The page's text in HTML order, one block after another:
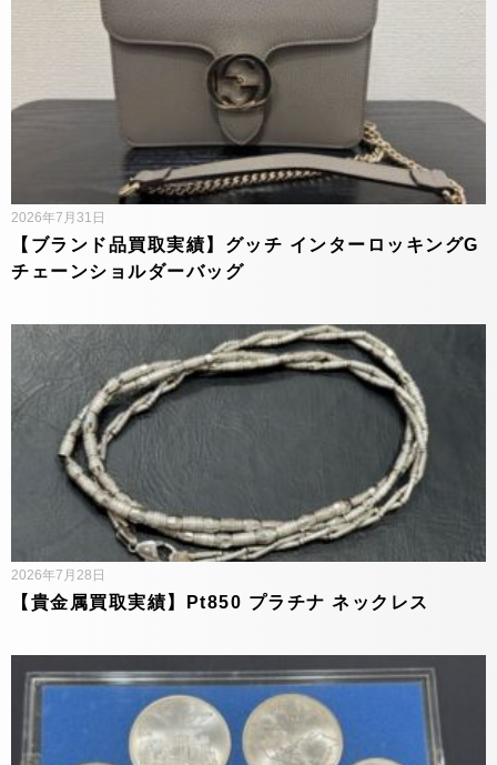
【ブランド品買取実績】グッチ インターロッキングG
チェーンショルダーバッグ
2026年7月31日
【貴金属買取実績】Pt850 プラチナ ネックレス
2026年7月28日